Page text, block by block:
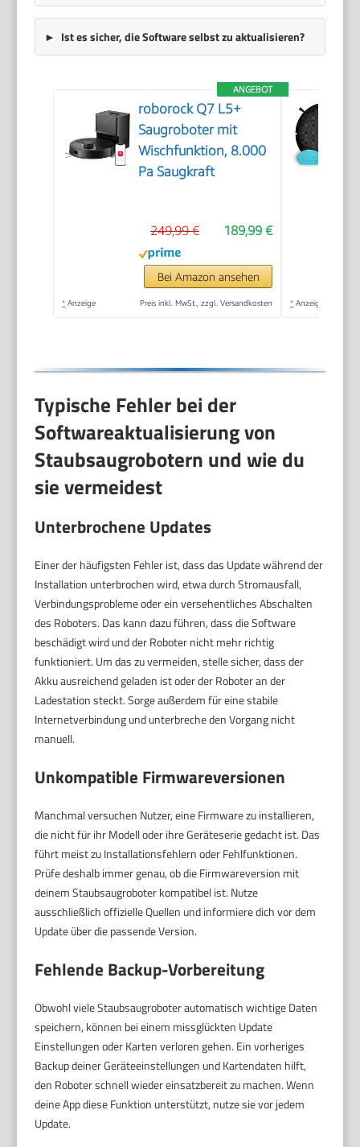
Ist es sicher, die Software selbst zu aktualisieren?
ANGEBOT
roborock Q7 L5+
Saugroboter mit
Wischfunktion, 8.000
Pa Saugkraft
189,99 €
249,99 €
Bei Amazon ansehen
* Anzeige Preis inkl. MwSt., zzgl. Versandkosten * Anzeige
Typische Fehler bei der
Softwareaktualisierung von
Staubsaugrobotern und wie du
sie vermeidest
Unterbrochene Updates
Einer der häufigsten Fehler ist, dass das Update während der
Installation unterbrochen wird, etwa durch Stromausfall,
Verbindungsprobleme oder ein versehentliches Abschalten
des Roboters. Das kann dazu führen, dass die Software
beschädigt wird und der Roboter nicht mehr richtig
funktioniert. Um das zu vermeiden, stelle sicher, dass der
Akku ausreichend geladen ist oder der Roboter an der
Ladestation steckt. Sorge außerdem für eine stabile
Internetverbindung und unterbreche den Vorgang nicht
manuell.
Unkompatible Firmwareversionen
Manchmal versuchen Nutzer, eine Firmware zu installieren,
die nicht für ihr Modell oder ihre Geräteserie gedacht ist. Das
führt meist zu Installationsfehlern oder Fehlfunktionen.
Prüfe deshalb immer genau, ob die Firmwareversion mit
deinem Staubsaugroboter kompatibel ist. Nutze
ausschließlich offizielle Quellen und informiere dich vor dem
Update über die passende Version.
Fehlende Backup-Vorbereitung
Obwohl viele Staubsaugroboter automatisch wichtige Daten
speichern, können bei einem missglückten Update
Einstellungen oder Karten verloren gehen. Ein vorheriges
Backup deiner Geräteeinstellungen und Kartendaten hilft,
den Roboter schnell wieder einsatzbereit zu machen. Wenn
deine App diese Funktion unterstützt, nutze sie vor jedem
Update.